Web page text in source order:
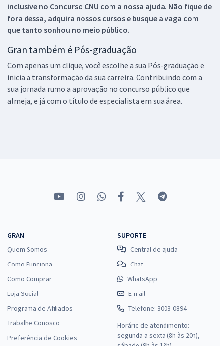
inclusive no Concurso CNU com a nossa ajuda. Não fique de
fora dessa, adquira nossos cursos e busque a vaga com
que tanto sonhou no meio público.
Gran também é Pós-graduação
Com apenas um clique, você escolhe a sua Pós-graduação e
inicia a transformação da sua carreira. Contribuindo com a
sua jornada rumo a aprovação no concurso público que
almeja, e já com o título de especialista em sua área.
GRAN
Quem Somos
Como Funciona
Como Comprar
Loja Social
Programa de Afiliados
Trabalhe Conosco
Preferência de Cookies
SUPORTE
Central de ajuda
Chat
WhatsApp
E-mail
Telefone: 3003-0894
Horário de atendimento:
segunda a sexta (8h às 20h),